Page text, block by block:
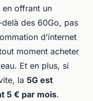
offrant un
des 60Go, pas
d’internet
moment acheter
Et en plus, si
la 5G est
5 € par mois.